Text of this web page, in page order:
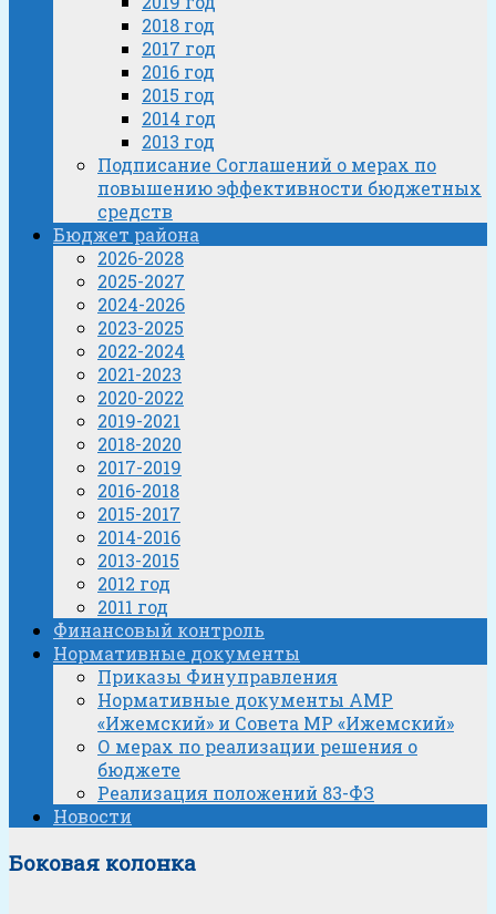
2018 год
2017 год
2016 год
2015 год
2014 год
2013 год
Подписание Соглашений о мерах по
повышению эффективности бюджетных
средств
Бюджет района
2026-2028
2025-2027
2024-2026
2023-2025
2022-2024
2021-2023
2020-2022
2019-2021
2018-2020
2017-2019
2016-2018
2015-2017
2014-2016
2013-2015
2012 год
2011 год
Финансовый контроль
Нормативные документы
Приказы Финуправления
Нормативные документы АМР
«Ижемский» и Совета МР «Ижемский»
О мерах по реализации решения о
бюджете
Реализация положений 83-ФЗ
Новости
Боковая колонка